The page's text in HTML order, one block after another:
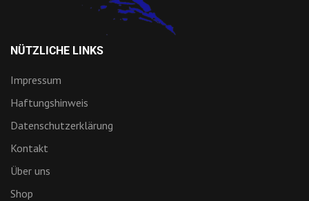
NÜTZLICHE LINKS
Impressum
Haftungshinweis
Datenschutzerklärung
Kontakt
Über uns
Shop